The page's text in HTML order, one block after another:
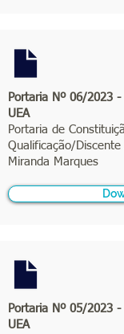
Portaria Nº 06/2023 -
UEA
Portaria de
Qualificação/Discente
Miranda Marques
Portaria Nº 05/2023 -
UEA